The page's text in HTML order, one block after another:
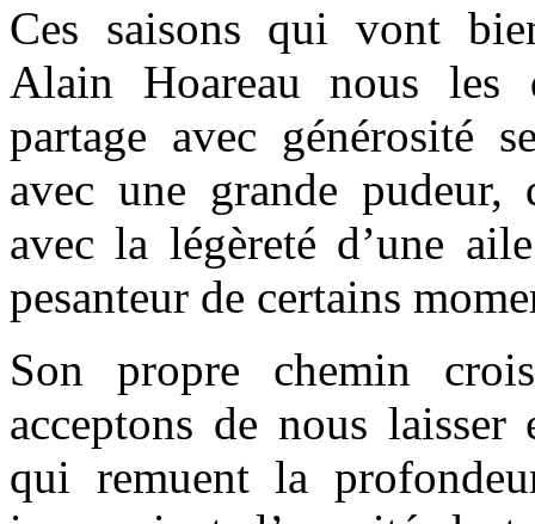
Ces saisons qui vont
Alain Hoareau nous
partage avec générosité
avec une grande pudeur,
avec la légèreté d’une
pesanteur de certains
Son propre chemin
acceptons de nous laisser
qui remuent la